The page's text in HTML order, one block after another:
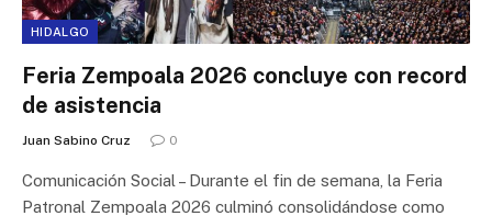
HIDALGO
Feria Zempoala 2026 concluye con record
de asistencia
Juan Sabino Cruz 0
Comunicación Social – Durante el fin de semana, la Feria
Patronal Zempoala 2026 culminó consolidándose como